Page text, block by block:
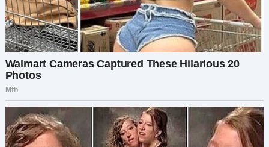
— Я ничего не тратила. Но я слышала, как вы
хвастались, что раньше уже обманывали
людей, забирая их места. Так вот, я
договорилась с авиакомпанией: они начали
расследование ваших махинаций, а я в обмен
получила своё место обратно. И да — вам
выпили сегодня. Считайте это уроком
скромности.